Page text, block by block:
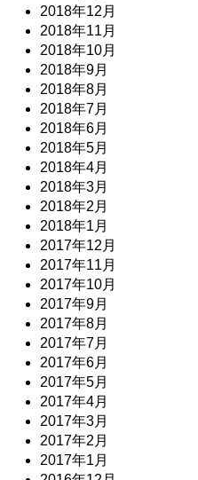
2018年12月
2018年11月
2018年10月
2018年9月
2018年8月
2018年7月
2018年6月
2018年5月
2018年4月
2018年3月
2018年2月
2018年1月
2017年12月
2017年11月
2017年10月
2017年9月
2017年8月
2017年7月
2017年6月
2017年5月
2017年4月
2017年3月
2017年2月
2017年1月